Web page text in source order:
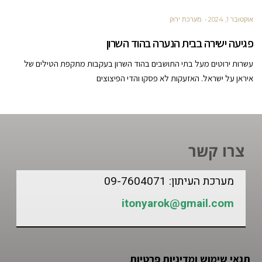
אוקטובר 1, 2024 מערכת ירוק
פגיעה ישירה בבית הנערה בהוד השרון
עשרות ירוטים מעל בתי התושבים בהוד השרון בעקבות מתקפת הטילים של
איראן על ישראל. האזעקות לא פסקו והדי הפיצוצים
צרו קשר
מערכת העיתון: 09-7604071
itonyarok@gmail.com
תנאי שימוש ומדיניות פרטיות